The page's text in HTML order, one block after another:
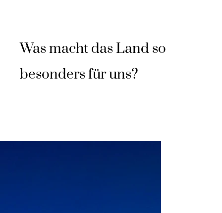
Was macht das Land so
besonders für uns?